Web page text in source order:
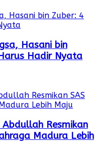
Hasani bin
Hadir Nyata
Abdullah Resmikan
Madura Lebih